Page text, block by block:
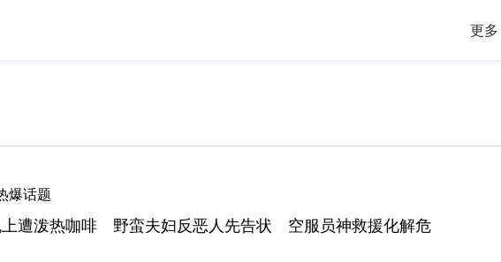
更多
爆话题
遭泼热咖啡 野蛮夫妇反恶人先告状 空服员神救援化解危